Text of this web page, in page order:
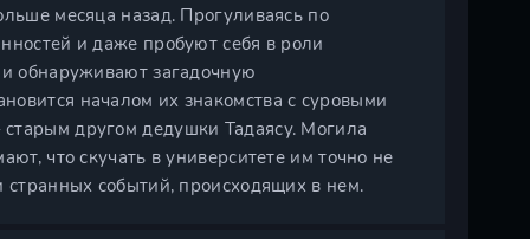
месяца назад. Прогуливаясь по
и даже пробуют себя в роли
обнаруживают загадочную
началом их знакомства с суровыми
другом дедушки Тадаясу. Могила
что скучать в университете им точно не
событий, происходящих в нем.